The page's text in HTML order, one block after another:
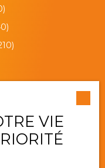
VIE